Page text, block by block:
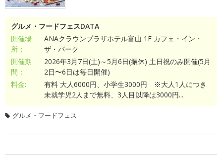
グルメ・フードフェスDATA
開催場
所：
ANAクラウンプラザホテル富山 1F カフェ・イン・
ザ・パーク
開催期
間：
2026年3月7日(土)～5月6日(振休) 土日祝のみ開催(5月
2日〜6日は毎日開催)
料金:
有料 大人6000円、小学生3000円 ※大人1人につき
未就学児2人まで無料、3人目以降は3000円...
グルメ・フードフェス